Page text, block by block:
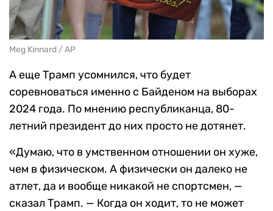
Meg Kinnard / AP
А еще Трамп усомнился, что будет
соревноваться именно с Байденом на выборах
2024 года. По мнению республиканца, 80-
летний президент до них просто не дотянет.
«Думаю, что в умственном отношении он хуже,
чем в физическом. А физически он далеко не
атлет, да и вообще никакой не спортсмен, —
сказал Трамп. — Когда он ходит, то не может